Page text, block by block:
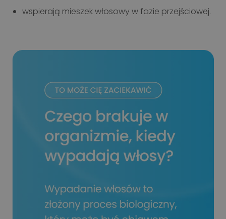
wspierają mieszek włosowy w fazie przejściowej.